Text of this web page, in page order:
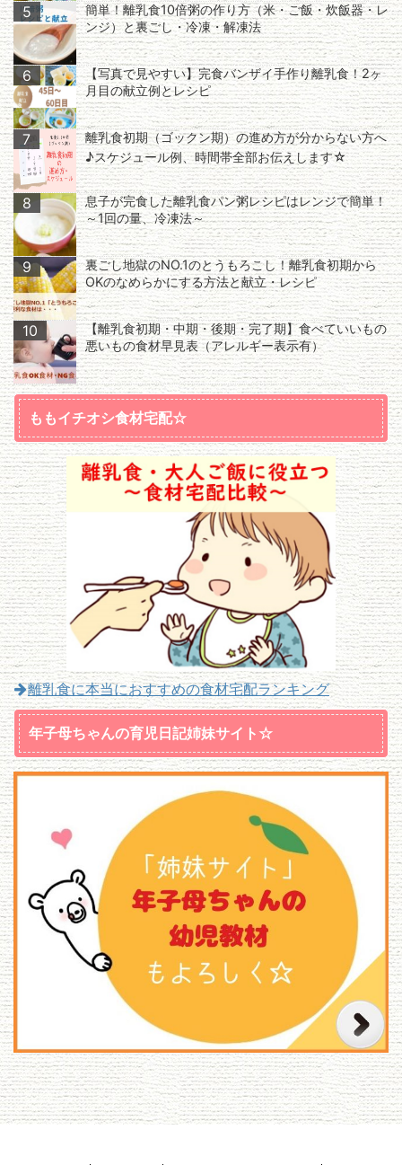
5
簡単！離乳食10倍粥の作り方（米・ご飯・炊飯器・レ
ンジ）と裏ごし・冷凍・解凍法
6
【写真で見やすい】完食バンザイ手作り離乳食！2ヶ
月目の献立例とレシピ
7
離乳食初期（ゴックン期）の進め方が分からない方へ
♪スケジュール例、時間帯全部お伝えします☆
8
息子が完食した離乳食パン粥レシピはレンジで簡単！
～1回の量、冷凍法～
9
裏ごし地獄のNO.1のとうもろこし！離乳食初期から
OKのなめらかにする方法と献立・レシピ
10
【離乳食初期・中期・後期・完了期】食べていいもの
悪いもの食材早見表（アレルギー表示有）
ももイチオシ食材宅配☆
離乳食に本当におすすめの食材宅配ランキング
年子母ちゃんの育児日記姉妹サイト☆